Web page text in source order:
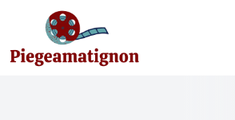
contenu